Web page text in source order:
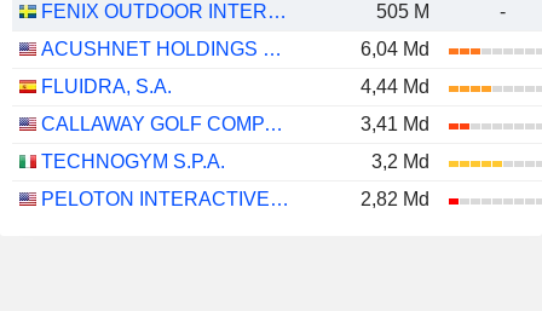
FENIX OUTDOOR INTERNATIONAL AG
505 M
-
ACUSHNET HOLDINGS CORP.
6,04 Md
FLUIDRA, S.A.
4,44 Md
CALLAWAY GOLF COMPANY
3,41 Md
TECHNOGYM S.P.A.
3,2 Md
PELOTON INTERACTIVE, INC.
2,82 Md